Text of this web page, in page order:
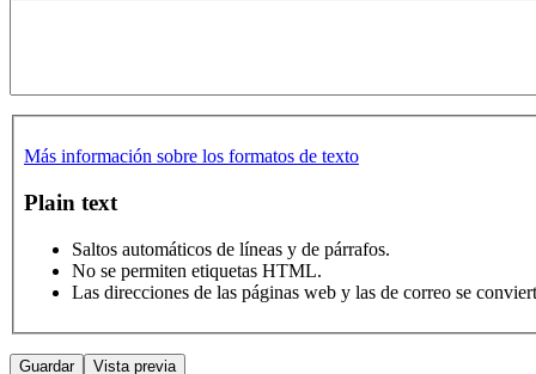
Más información sobre los formatos de texto
Plain text
Saltos automáticos de líneas y de párrafos.
No se permiten etiquetas HTML.
Las direcciones de las páginas web y las de correo se